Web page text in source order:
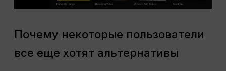
Почему некоторые пользователи
все еще хотят альтернативы